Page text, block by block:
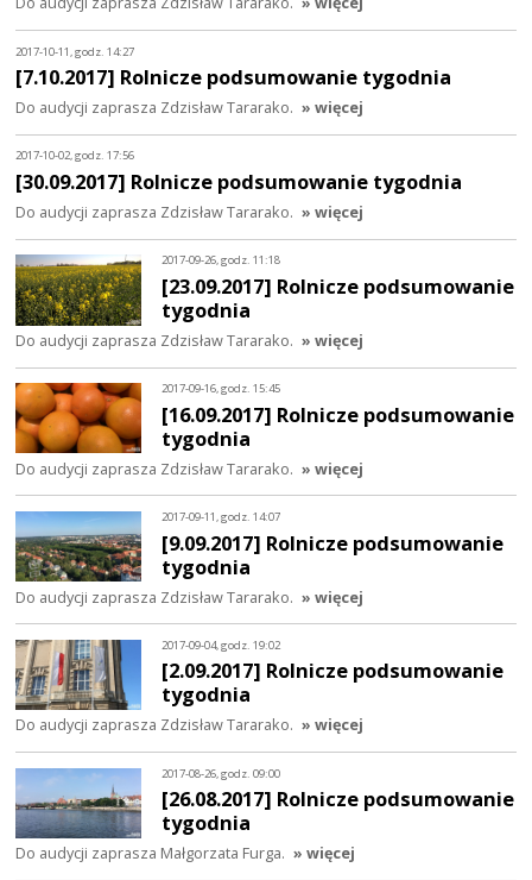
2017-10-11, godz. 14:27
[7.10.2017] Rolnicze podsumowanie tygodnia
Do audycji zaprasza Zdzisław Tararako. » więcej
2017-10-02, godz. 17:56
[30.09.2017] Rolnicze podsumowanie tygodnia
Do audycji zaprasza Zdzisław Tararako. » więcej
2017-09-26, godz. 11:18
[23.09.2017] Rolnicze podsumowanie
tygodnia
Do audycji zaprasza Zdzisław Tararako. » więcej
2017-09-16, godz. 15:45
[16.09.2017] Rolnicze podsumowanie
tygodnia
Do audycji zaprasza Zdzisław Tararako. » więcej
2017-09-11, godz. 14:07
[9.09.2017] Rolnicze podsumowanie
tygodnia
Do audycji zaprasza Zdzisław Tararako. » więcej
2017-09-04, godz. 19:02
[2.09.2017] Rolnicze podsumowanie
tygodnia
Do audycji zaprasza Zdzisław Tararako. » więcej
2017-08-26, godz. 09:00
[26.08.2017] Rolnicze podsumowanie
tygodnia
Do audycji zaprasza Małgorzata Furga. » więcej